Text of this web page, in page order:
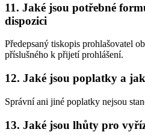
11. Jaké jsou potřebné
dispozici
Předepsaný tiskopis prohlašovatel
příslušného k přijetí prohlášení.
12. Jaké jsou poplatky a
Správní ani jiné poplatky nejsou
13. Jaké jsou lhůty pro